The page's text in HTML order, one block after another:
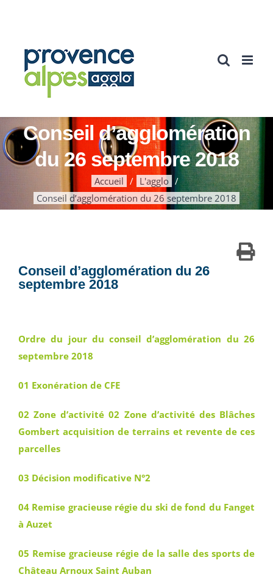
Conseil d’agglomération
du 26 septembre 2018
Accueil
L'agglo
Conseil d’agglomération du 26 septembre 2018
Conseil d’agglomération du 26
septembre 2018
Ordre du jour du conseil d’agglomération du 26
septembre 2018
01 Exonération de CFE
02 Zone d’activité 02 Zone d’activité des Blâches
Gombert acquisition de terrains et revente de ces
parcelles
03 Décision modificative N°2
04 Remise gracieuse régie du ski de fond du Fanget
à Auzet
05 Remise gracieuse régie de la salle des sports de
Château Arnoux Saint Auban